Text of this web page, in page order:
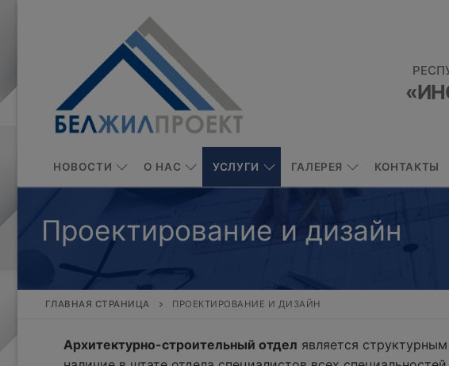
НОВОСТИ О НАС УСЛУГИ ГАЛЕРЕЯ КОНТАКТЫ
Проектирование и дизайн
ГЛАВНАЯ СТРАНИЦА ПРОЕКТИРОВАНИЕ И ДИЗАЙН
Архитектурно-строительный отдел является